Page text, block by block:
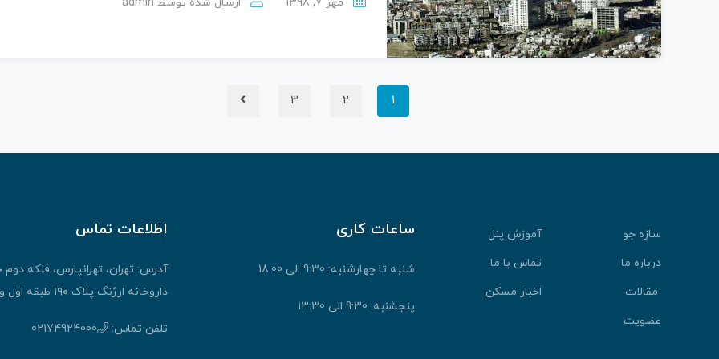
1
2
3
سازه جو
آموزش پنل
درباره ما
تماس با ما
مقالات
اخبار مسکن
عضویت
ساعات کاری
شنبه تا چهارشنبه: 9:30 الی 18:00
پنجشنبه: 9:30 الی 13:30
اطلاعات تماس
آدرس: تهران، تهرانپارس، فلکه
داروخانه ارژنگ پلاک ۱۹۰ طبقه اول واحد ۱
تلفن تماس: 02174924000